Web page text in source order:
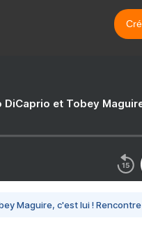
DiCaprio et Tobey
Maguire, c'est lui !